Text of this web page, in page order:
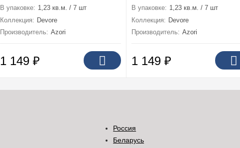
В упаковке: 1,23 кв.м. / 7 шт
Коллекция: Devore
Производитель: Azori
1 149 ₽
В упаковке: 1,23 кв.м. / 7 шт
Коллекция: Devore
Производитель: Azori
1 149₽
Россия
Беларусь